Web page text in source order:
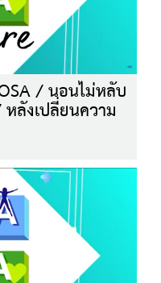
/ นอนไม่หลับ
ลังเปลี่ยนความ